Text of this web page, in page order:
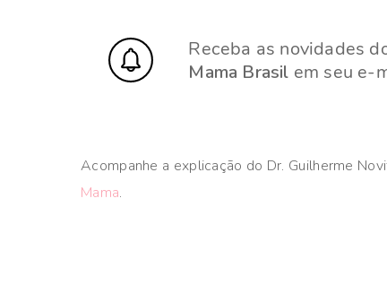
Receba as novidades
Mama Brasil em seu e-
Acompanhe a explicação do Dr. Guilherme
Mama.